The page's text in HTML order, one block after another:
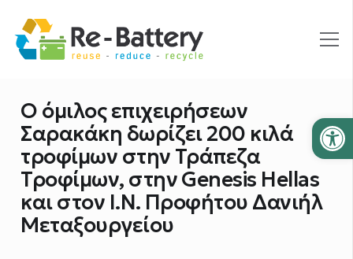
Ο όμιλος επιχειρήσεων
Σαρακάκη δωρίζει 200 κιλά
τροφίμων στην Τράπεζα
Τροφίμων, στην Genesis Hellas
και στον Ι.Ν. Προφήτου Δανιήλ
Μεταξουργείου